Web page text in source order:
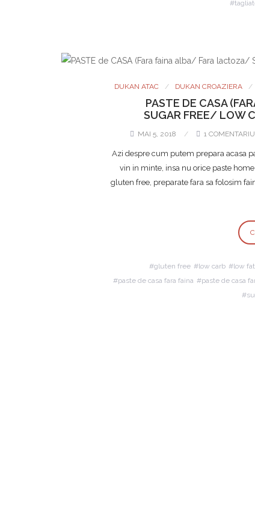
DUKAN ATAC DUKAN CROAZIERA
PASTE DE CASA
SUGAR FREE/ LOW
MAI 5, 2018 1 COMENTARIU
Azi despre cum putem prepara acasa
vin in minte, insa nu orice paste
gluten free, preparate fara sa folosim
gluten free low carb low fat
paste de casa fara faina
paste de casa